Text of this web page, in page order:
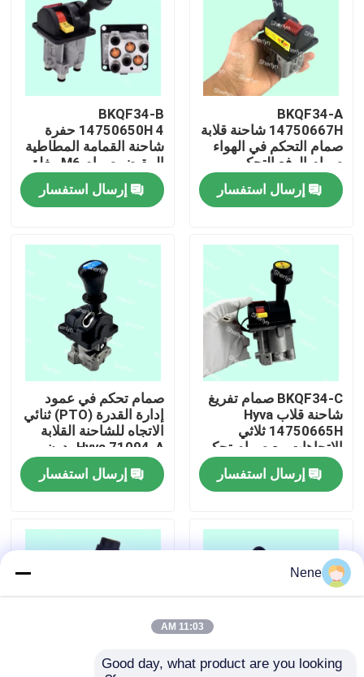
المنزل
فيديوهات
جولة في المصنع
مراقبة الجودة
أخبار
أدوات الأنبوب النيوماتيكية
BKQF34-A
14750667H شاحنة قلابة
صمام التحكم في الهواء
صمام الرفع التحكم
اليدوي صمام السيارة
إرسال استفسار
BKQF34-B
14750650H 4 حفرة
شاحنة القمامة المطاطية
المقبض صمام M6 مغلق
صمام التحكم الهيدروليكي
شاحنة القمامة
إرسال استفسار
BKQF34-C صمام تفريغ
شاحنة قلاب Hyva
14750665H ثلاثي
الاتجاهات مع صمام تحكم
PTO
إرسال استفسار
صمام تحكم في عمود
إدارة القدرة (PTO) ثنائي
الاتجاه للشاحنة القلابة
Hyva 71094-A بدون
مؤشر
إرسال استفسار
Nene
11:03 AM
Good day, what product are you looking